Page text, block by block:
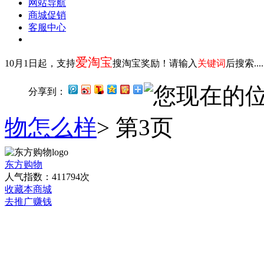
网站导航
商城促销
客服中心
10月1日起，支持爱淘宝搜淘宝奖励！请输入 关键词 后搜索
分享到：
您现在的
物怎么样> 第3页
东方购物
人气指数：411794次
收藏本商城
去推广赚钱